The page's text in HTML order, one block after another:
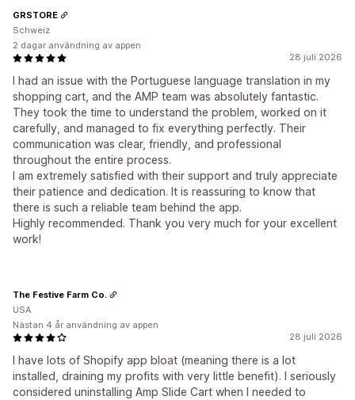
28 juli 2026
I had an issue with the Portuguese language translation in my
shopping cart, and the AMP team was absolutely fantastic.
They took the time to understand the problem, worked on it
carefully, and managed to fix everything perfectly. Their
communication was clear, friendly, and professional
throughout the entire process.
I am extremely satisfied with their support and truly appreciate
their patience and dedication. It is reassuring to know that
there is such a reliable team behind the app.
Highly recommended. Thank you very much for your excellent
work!
GRSTORE
Schweiz
2 dagar användning av appen
28 juli 2026
I have lots of Shopify app bloat (meaning there is a lot
installed, draining my profits with very little benefit). I seriously
considered uninstalling Amp Slide Cart when I needed to
The Festive Farm Co.
USA
Nästan 4 år användning av appen